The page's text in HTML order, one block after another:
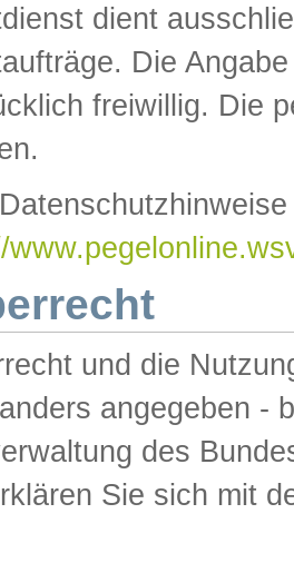
dient
Die
freiwillig. Die
und die
angegeben -
des
Sie sich mit